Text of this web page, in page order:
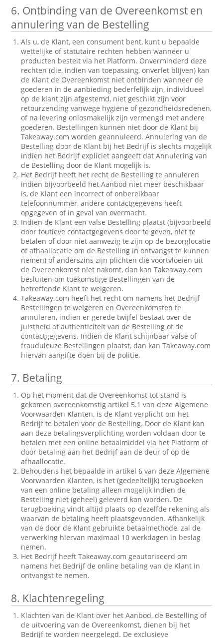
6. Ontbinding van de Overeenkomst en
annulering van de Bestelling
Als u, de Klant, een consument bent, kunt u bepaalde
wettelijke of statutaire rechten hebben wanneer u
producten bestelt via het Platform. Onverminderd deze
rechten (die, indien van toepassing, onverlet blijven) kan
de Klant de Overeenkomst niet ontbinden wanneer de
goederen in de aanbieding bederfelijk zijn, individueel
op de klant zijn afgestemd, niet geschikt zijn voor
retourzending vanwege hygiëne of gezondheidsredenen,
of na levering onlosmakelijk zijn vermengd met andere
goederen. Bestellingen kunnen niet door de Klant bij
Takeaway.com worden geannuleerd. Annulering van de
Bestelling door de Klant bij het Bedrijf is slechts mogelijk
indien het Bedrijf expliciet aangeeft dat Annulering van
de Bestelling door de Klant mogelijk is.
Het Bedrijf heeft het recht de Bestelling te annuleren
indien bijvoorbeeld het Aanbod niet meer beschikbaar
is, de Klant een incorrect of onbereikbaar
telefoonnummer, andere contactgegevens heeft
opgegeven of in geval van overmacht.
Indien de Klant een valse Bestelling plaatst (bijvoorbeeld
door foutieve contactgegevens door te geven, niet te
betalen of door niet aanwezig te zijn op de bezorglocatie
of afhaallocatie om de Bestelling in ontvangst te kunnen
nemen) of anderszins zijn plichten die voortvloeien uit
de Overeenkomst niet nakomt, dan kan Takeaway.com
besluiten om toekomstige Bestellingen van de
betreffende Klant te weigeren.
Takeaway.com heeft het recht om namens het Bedrijf
Bestellingen te weigeren en Overeenkomsten te
annuleren, indien er gerede twijfel bestaat over de
juistheid of authenticiteit van de Bestelling of de
contactgegevens. Indien de Klant schijnbaar valse of
frauduleuze Bestellingen plaatst, dan kan Takeaway.com
hiervan aangifte doen bij de politie.
7. Betaling
Op het moment dat de Overeenkomst tot stand is
gekomen overeenkomstig artikel 5.1 van deze Algemene
Voorwaarden Klanten, is de Klant verplicht om het
Bedrijf te betalen voor de Bestelling. Door de Klant kan
aan deze betalingsverplichting worden voldaan door te
betalen met een online betaalmiddel via het Platform of
door betaling aan het Bedrijf aan de deur of op de
afhaallocatie.
Behoudens het bepaalde in artikel 6 van deze Algemene
Voorwaarden Klanten, is het (gedeeltelijk) terugboeken
van een online betaling alleen mogelijk indien de
Bestelling niet (geheel) geleverd kan worden. De
terugboeking vindt altijd plaats op dezelfde rekening als
waarvan de betaling heeft plaatsgevonden. Afhankelijk
van de door de Klant gebruikte betaalmethode, zal de
verwerking hiervan maximaal 10 werkdagen in beslag
nemen.
Het Bedrijf heeft Takeaway.com geautoriseerd om
namens het Bedrijf de online betaling van de Klant in
ontvangst te nemen.
8. Klachtenregeling
Klachten van de Klant over het Aanbod, de Bestelling of
de uitvoering van de Overeenkomst, dienen bij het
Bedrijf te worden neergelegd. De exclusieve